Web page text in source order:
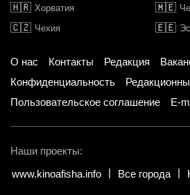
🇭🇷 Хорватия 🇲🇪
🇨🇿 Чехия 🇪🇪
О нас Контакты Редакция
Конфиденциальность
Пользовательское соглашение
E-
Наши проекты:
www.kinoafisha.info
Все города